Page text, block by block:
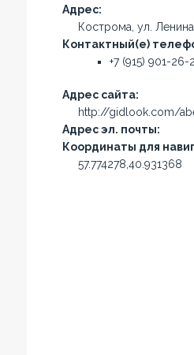
Адрес:
Кострома, ул.
Контактный(е)
+7 (915) 901-26-
Адрес сайта:
http://gidlook.com/
Адрес эл. почты:
Координаты для
57.774278,40.931368